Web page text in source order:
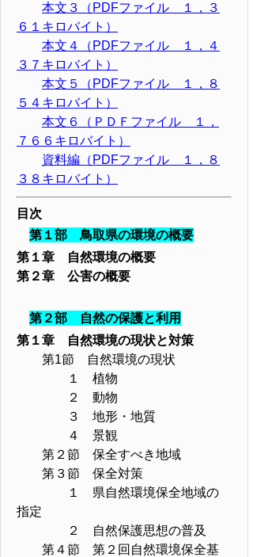
本文３（PDFファイル １，３
６１キロバイト）
本文４（PDFファイル １，４
３７キロバイト）
本文５（PDFファイル １，８
５４キロバイト）
本文６（ＰＤＦファイル １，
７６６キロバイト）
資料編（PDFファイル １，８
３８キロバイト）
目次
第１部 鳥取県の環境の概要
第１章 自然環境の概要
第２章 公害の概要
第２部 自然の保護と利用
第１章 自然環境の現状と対策
第1節 自然環境の現状
１ 植物
２ 動物
３ 地形・地質
４ 景観
第２節 保全すべき地域
第３節 保全対策
１ 県自然環境保全地域の
指定
２ 自然保護思想の普及
第４節 第２回自然環境保全基